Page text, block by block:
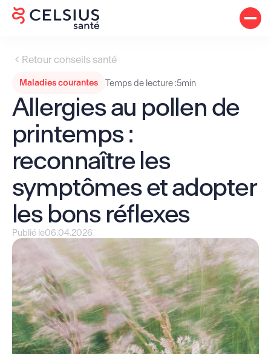
Retour conseils santé
Maladies courantes Temps de lecture :5min
Allergies au pollen de
printemps :
reconnaître les
symptômes et adopter
les bons réflexes
Publié le06.04.2026